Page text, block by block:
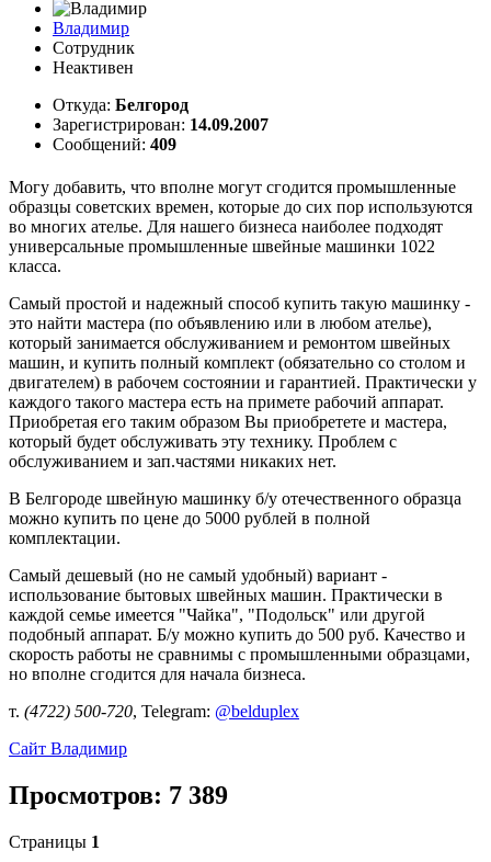
Владимир
Сотрудник
Неактивен
Откуда: Белгород
Зарегистрирован: 14.09.2007
Сообщений: 409
Могу добавить, что вполне могут сгодится промышленные
образцы советских времен, которые до сих пор используются
во многих ателье. Для нашего бизнеса наиболее подходят
универсальные промышленные швейные машинки 1022
класса.
Самый простой и надежный способ купить такую машинку -
это найти мастера (по объявлению или в любом ателье),
который занимается обслуживанием и ремонтом швейных
машин, и купить полный комплект (обязательно со столом и
двигателем) в рабочем состоянии и гарантией. Практически у
каждого такого мастера есть на примете рабочий аппарат.
Приобретая его таким образом Вы приобретете и мастера,
который будет обслуживать эту технику. Проблем с
обслуживанием и зап.частями никаких нет.
В Белгороде швейную машинку б/у отечественного образца
можно купить по цене до 5000 рублей в полной
комплектации.
Самый дешевый (но не самый удобный) вариант -
использование бытовых швейных машин. Практически в
каждой семье имеется "Чайка", "Подольск" или другой
подобный аппарат. Б/у можно купить до 500 руб. Качество и
скорость работы не сравнимы с промышленными образцами,
но вполне сгодится для начала бизнеса.
т. (4722) 500-720, Telegram: @belduplex
Сайт Владимир
Просмотров: 7 389
Страницы 1